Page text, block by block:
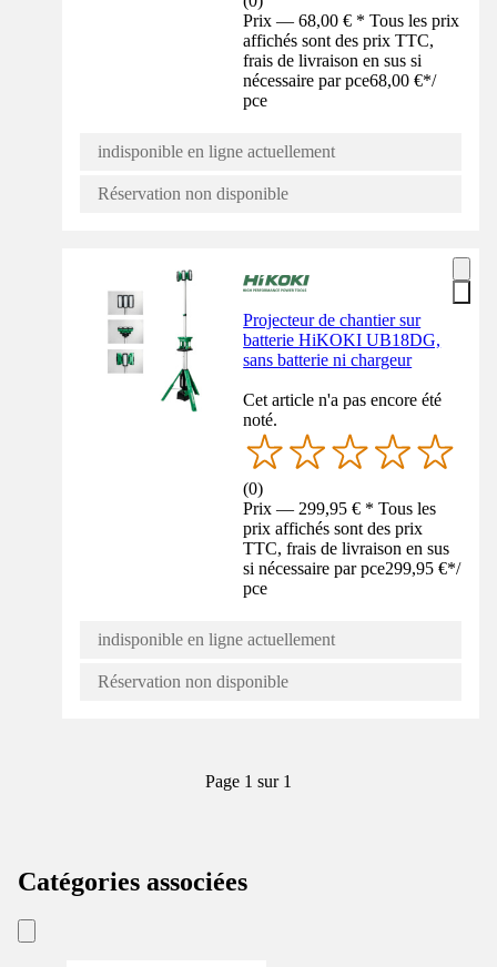
Prix — 68,00 € * Tous les prix
affichés sont des prix TTC,
frais de livraison en sus si
nécessaire par pce68,00 €*/
pce
indisponible en ligne actuellement
Réservation non disponible
Projecteur de chantier sur
batterie HiKOKI UB18DG,
sans batterie ni chargeur
Cet article n'a pas encore été
noté.
(0)
Prix — 299,95 € * Tous les
prix affichés sont des prix
TTC, frais de livraison en sus
si nécessaire par pce299,95 €*/
pce
indisponible en ligne actuellement
Réservation non disponible
Page 1 sur 1
Catégories associées